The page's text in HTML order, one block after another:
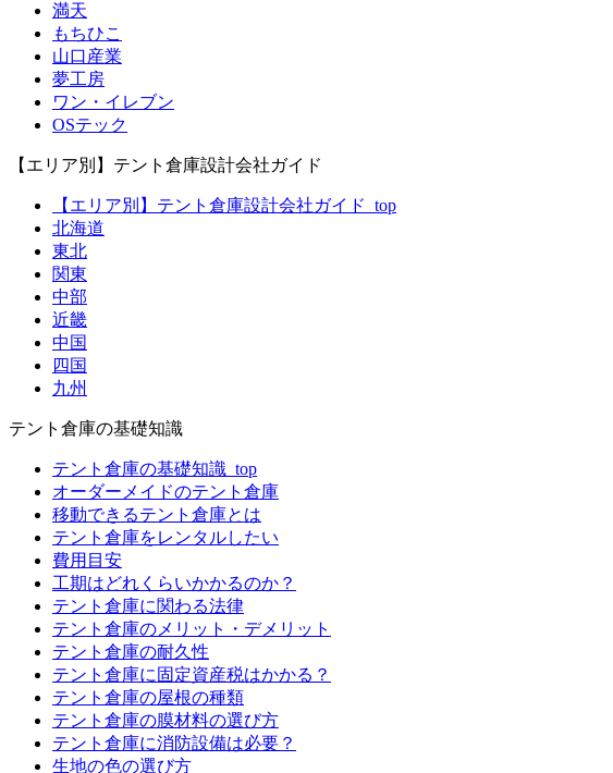
満天
もちひこ
山口産業
夢工房
ワン・イレブン
OSテック
【エリア別】テント倉庫設計会社ガイド
【エリア別】テント倉庫設計会社ガイド_top
北海道
東北
関東
中部
近畿
中国
四国
九州
テント倉庫の基礎知識
テント倉庫の基礎知識_top
オーダーメイドのテント倉庫
移動できるテント倉庫とは
テント倉庫をレンタルしたい
費用目安
工期はどれくらいかかるのか？
テント倉庫に関わる法律
テント倉庫のメリット・デメリット
テント倉庫の耐久性
テント倉庫に固定資産税はかかる？
テント倉庫の屋根の種類
テント倉庫の膜材料の選び方
テント倉庫に消防設備は必要？
生地の色の選び方